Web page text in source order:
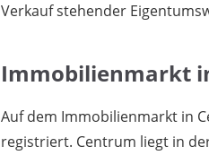
Verkauf stehender
Immobilienmarkt
Auf dem Immobilienmarkt in
registriert. Centrum liegt in